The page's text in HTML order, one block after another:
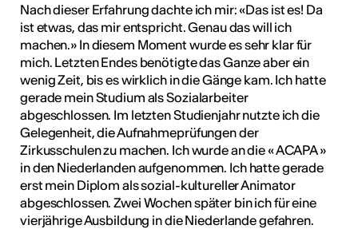
Nach dieser Erfahrung dachte ich mir: «Das ist es! Da
ist etwas, das mir entspricht. Genau das will ich
machen.» In diesem Moment wurde es sehr klar für
mich. Letzten Endes benötigte das Ganze aber ein
wenig Zeit, bis es wirklich in die Gänge kam. Ich hatte
gerade mein Studium als Sozialarbeiter
abgeschlossen. Im letzten Studienjahr nutzte ich die
Gelegenheit, die Aufnahmeprüfungen der
Zirkusschulen zu machen. Ich wurde an die « ACAPA »
in den Niederlanden aufgenommen. Ich hatte gerade
erst mein Diplom als sozial-kultureller Animator
abgeschlossen. Zwei Wochen später bin ich für eine
vierjährige Ausbildung in die Niederlande gefahren.